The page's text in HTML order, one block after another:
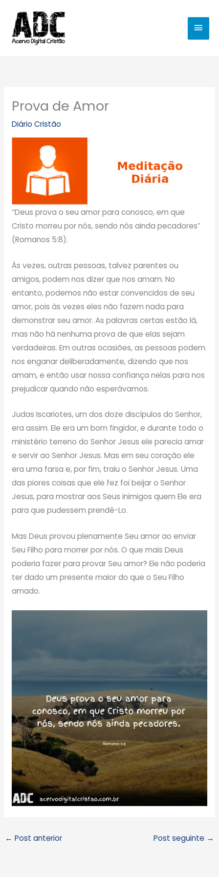
para
conteúdo
Prova de Amor
Diário Cristão
“Deus prova o seu amor para conosco, em que
Cristo morreu por nós, sendo nós ainda pecadores”
(Romanos 5:8).
Às vezes, outras pessoas, talvez parentes ou
amigos, podem nos dizer que nos amam. No
entanto, podemos não estar convencidos de seu
amor, pois às vezes eles não fazem nada para
demonstrar seu amor. As palavras certas estão lá,
mas não há nenhuma prova de que elas sejam
verdadeiras. Em outras ocasiões, as pessoas podem
nos enganar deliberadamente, dizendo que nos
amam, e então usar nossa confiança nelas para nos
prejudicar quando não esperávamos.
Judas Iscariotes, um dos doze discípulos do Senhor,
era assim. Ele era um bom fingidor, e durante todo o
ministério terreno do Senhor Jesus ele parecia amar
e servir ao Senhor Jesus. Mas em seu coração ele
era uma farsa e, por fim, traiu o Senhor Jesus. Uma
das piores coisas que ele fez foi beijar o Senhor
Jesus, para mostrar aos Seus inimigos quem Ele era
para que pudessem prendê-Lo.
Mas Deus provou plenamente Seu amor ao enviar
Seu Filho para morrer por nós. O que mais Deus
poderia fazer para provar Seu amor? Ele não poderia
ter dado um presente maior do que o Seu Filho
amado.
← Post anterior Post seguinte →